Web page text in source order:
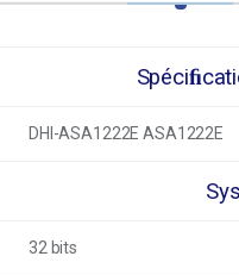
DHI-ASA1222E ASA1222E
32 bits